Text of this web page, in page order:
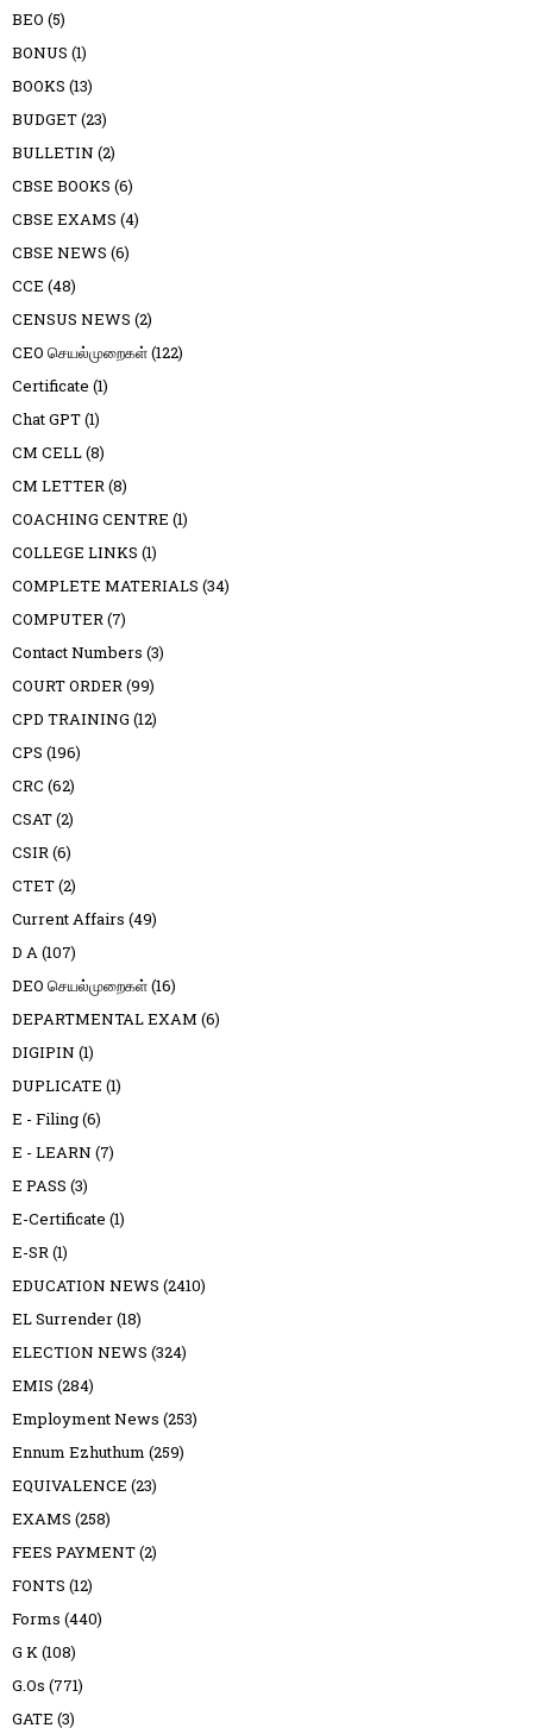
BEO (5)
BONUS (1)
BOOKS (13)
BUDGET(23)
BULLETIN (2)
CBSE BOOKS (6)
CBSE EXAMS (4)
CBSE NEWS (6)
CCE (48)
CENSUS NEWS (2)
CEO செயல்முறைகள்(122)
Certificate (1)
Chat GPT(1)
CM CELL(8)
CM LETTER(8)
COACHING CENTRE (1)
COLLEGE LINKS (1)
COMPLETE MATERIALS (34)
COMPUTER(7)
Contact Numbers (3)
COURT ORDER(99)
CPD TRAINING (12)
CPS (196)
CRC (62)
CSAT(2)
CSIR(6)
CTET(2)
Current Affairs (49)
D A(107)
DEO செயல்முறைகள்(16)
DEPARTMENTAL EXAM (6)
DIGIPIN (1)
DUPLICATE (1)
E - Filing(6)
E - LEARN (7)
E PASS (3)
E-Certificate (1)
E-SR(1)
EDUCATION NEWS (2410)
EL Surrender(18)
ELECTION NEWS (324)
EMIS (284)
Employment News (253)
Ennum Ezhuthum (259)
EQUIVALENCE (23)
EXAMS (258)
FEES PAYMENT(2)
FONTS (12)
Forms (440)
G K(108)
G.Os (771)
GATE (3)